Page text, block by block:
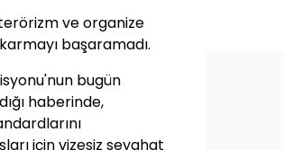
ve organize
başaramadı.
bugün
haberinde,
için vizesiz seyahat